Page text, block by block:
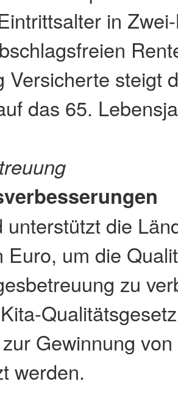
in
Versicherte steigt
das 65.
unterstützt die
Euro, um die
zu
Gewinnung
werden.